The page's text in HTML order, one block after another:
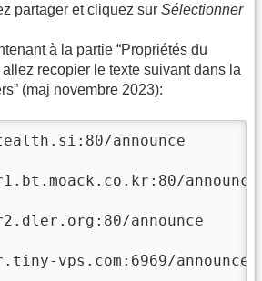
partager et cliquez sur Sélectionner
à la partie “Propriétés du
allez recopier le texte suivant dans la
(maj novembre 2023):
announce
announce
announce
vps.com:6969/announce